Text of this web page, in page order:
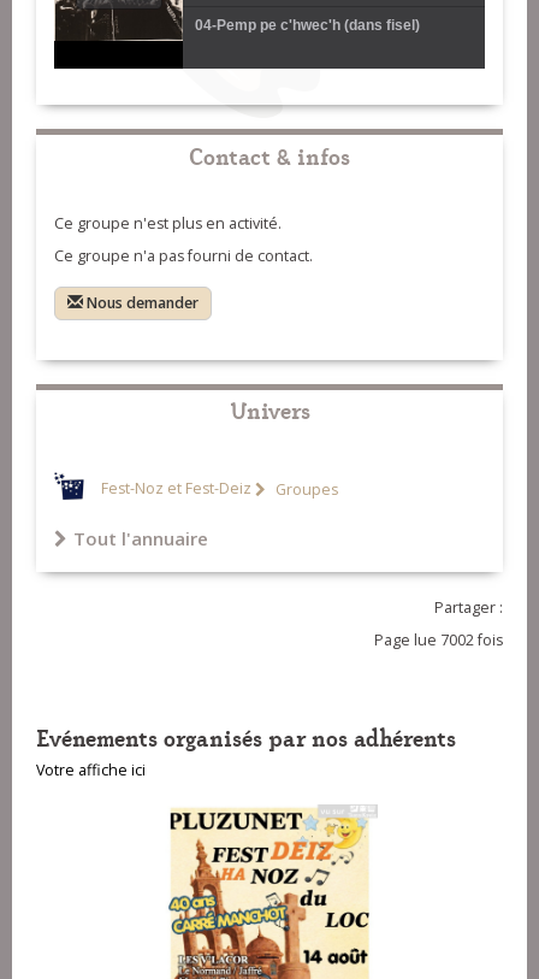
04-Pemp pe c'hwec'h (dans fisel)
Contact & infos
Ce groupe n'est plus en activité.
Ce groupe n'a pas fourni de contact.
Nous demander
Univers
Fest-Noz et Fest-Deiz Groupes
Tout l'annuaire
Partager :
Page lue 7002 fois
Evénements organisés par nos adhérents
Votre affiche ici